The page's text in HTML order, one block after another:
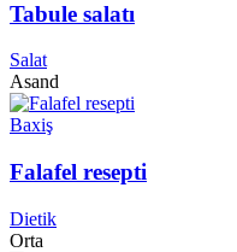
Tabule salatı
Salat
Asand
Baxiş
Falafel resepti
Dietik
Orta